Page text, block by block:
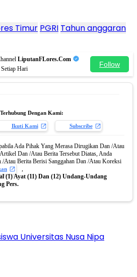
Timur PGRI Tahun anggaran
LiputanFLores.Com
Hari
Follow
Dengan Kami:
Ikuti Kami Subscribe
Ada Pihak Yang Merasa Dirugikan Dan /Atau
Dan /Atau Berita Tersebut Diatas, Anda
Atau Berita Berisi Sanggahan Dan /Atau Koreksi
,
(1) Ayat (11) Dan (12) Undang-Undang
Pers.